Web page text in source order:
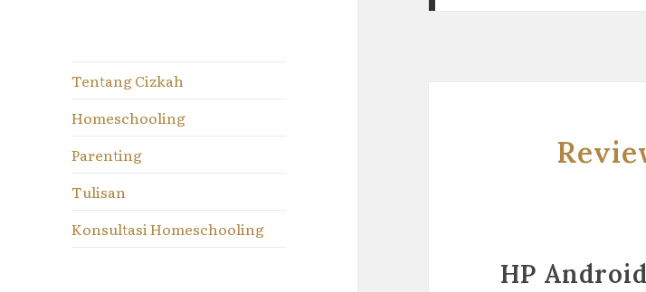
Tentang Cizkah
Homeschooling
Parenting
Tulisan
Konsultasi Homeschooling
HP Android